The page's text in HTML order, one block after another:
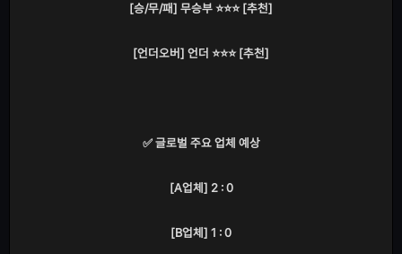
[승/무/패] 무승부 ⭐⭐⭐ [추천]
[언더오버] 언더 ⭐⭐⭐ [추천]
✅ 글로벌 주요 업체 예상
[A업체] 2 : 0
[B업체] 1 : 0